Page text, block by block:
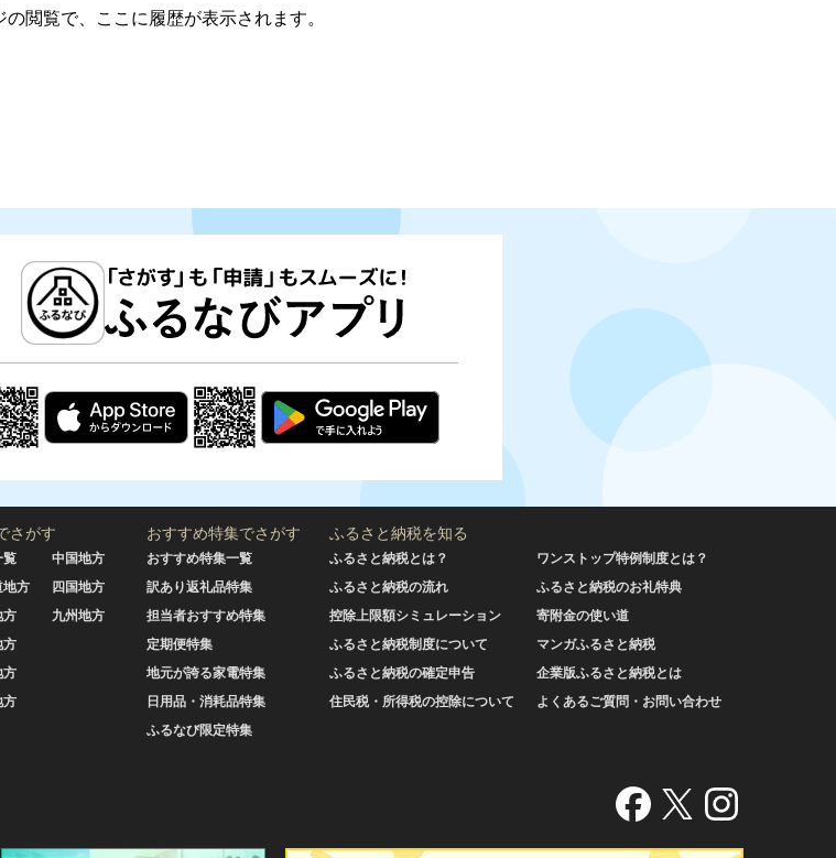
閲覧で、ここに履歴が表示されます。
さがす
覧
地方
方
方
方
方
中国地方
四国地方
九州地方
おすすめ特集でさがす
おすすめ特集一覧
訳あり返礼品特集
担当者おすすめ特集
定期便特集
地元が誇る家電特集
日用品・消耗品特集
ふるなび限定特集
ふるさと納税を知る
ふるさと納税とは？
ふるさと納税の流れ
控除上限額シミュレーション
ふるさと納税制度について
ふるさと納税の確定申告
住民税・所得税の控除について
ワンストップ特例制度とは？
ふるさと納税のお礼特典
寄附金の使い道
マンガふるさと納税
企業版ふるさと納税とは
よくあるご質問・お問い合わせ